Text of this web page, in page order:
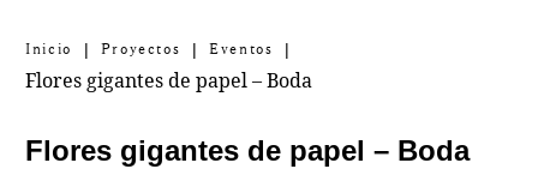
Inicio | Proyectos | Eventos |
Flores gigantes de papel – Boda
Flores gigantes de papel – Boda